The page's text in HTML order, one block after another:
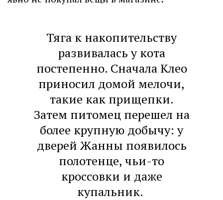
Тяга к накопительству
развивалась у кота
постепенно. Сначала Клео
приносил домой мелочи,
такие как прищепки.
Затем питомец перешел на
более крупную добычу: у
дверей Жанны появилось
полотенце, чьи-то
кроссовки и даже
купальник.